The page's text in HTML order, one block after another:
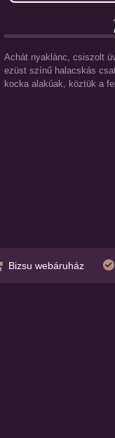
Achát nyaklánc, csiszolt
ezüst színű halacskás
kocka alakúak, köztük a
Bizsu webáruház